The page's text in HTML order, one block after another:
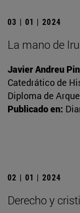
03 | 01 | 2024
La mano de
Javier Andreu
Catedrático de
Diploma de
Publicado en:
02 | 01 | 2024
Derecho y